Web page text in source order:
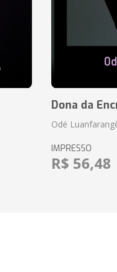
Dona da
Odé
IMPRESSO
R$ 56,48